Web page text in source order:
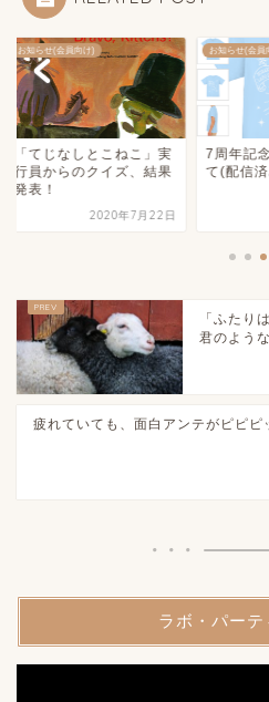
せ(会員向け)
じなしとこねこ」実
からのクイズ、結果
！
2020年7月22日
お知らせ(会員向け)
7周年記念Tシ
て(配信済み)
「ふたり
君のよう
疲れていても、面白アンテがピピピ
ラボ・パー